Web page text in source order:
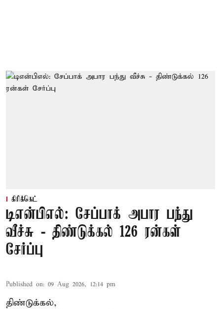
கிரிக்கெட்
டிஎன்பிஎல்: சேப்பாக் அபார பந்து
வீச்சு - திண்டுக்கல் 126 ரன்கள்
சேர்ப்பு
Published on: 09 Aug 2026, 12:14 pm
திண்டுக்கல்,